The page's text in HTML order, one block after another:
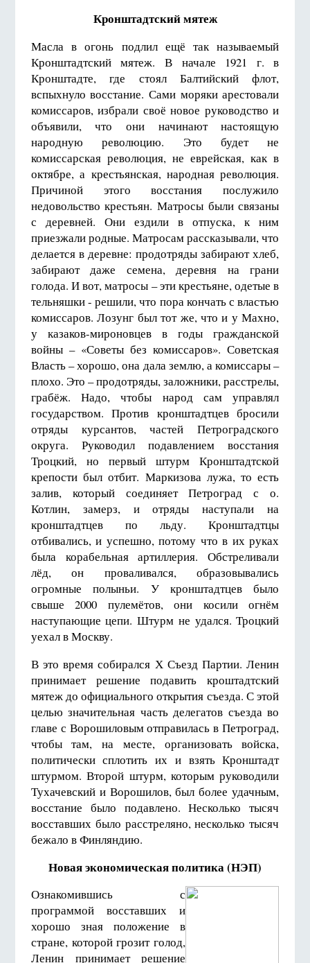
Кронштадтский мятеж
Масла в огонь подлил ещё так называемый
Кронштадтский мятеж. В начале 1921 г. в
Кронштадте, где стоял Балтийский флот,
вспыхнуло восстание. Сами моряки арестовали
комиссаров, избрали своё новое руководство и
объявили, что они начинают настоящую
народную революцию. Это будет не
комиссарская революция, не еврейская, как в
октябре, а крестьянская, народная революция.
Причиной этого восстания послужило
недовольство крестьян. Матросы были связаны
с деревней. Они ездили в отпуска, к ним
приезжали родные. Матросам рассказывали, что
делается в деревне: продотряды забирают хлеб,
забирают даже семена, деревня на грани
голода. И вот, матросы – эти крестьяне, одетые в
тельняшки - решили, что пора кончать с властью
комиссаров. Лозунг был тот же, что и у Махно,
у казаков-мироновцев в годы гражданской
войны – «Советы без комиссаров». Советская
Власть – хорошо, она дала землю, а комиссары –
плохо. Это – продотряды, заложники, расстрелы,
грабёж. Надо, чтобы народ сам управлял
государством. Против кронштадтцев бросили
отряды курсантов, частей Петроградского
округа. Руководил подавлением восстания
Троцкий, но первый штурм Кронштадтской
крепости был отбит. Маркизова лужа, то есть
залив, который соединяет Петроград с о.
Котлин, замерз, и отряды наступали на
кронштадтцев по льду. Кронштадтцы
отбивались, и успешно, потому что в их руках
была корабельная артиллерия. Обстреливали
лёд, он проваливался, образовывались
огромные полыньи. У кронштадтцев было
свыше 2000 пулемётов, они косили огнём
наступающие цепи. Штурм не удался. Троцкий
уехал в Москву.
В это время собирался Х Съезд Партии. Ленин
принимает решение подавить кроштадтский
мятеж до официального открытия съезда. С этой
целью значительная часть делегатов съезда во
главе с Ворошиловым отправилась в Петроград,
чтобы там, на месте, организовать войска,
политически сплотить их и взять Кронштадт
штурмом. Второй штурм, которым руководили
Тухачевский и Ворошилов, был более удачным,
восстание было подавлено. Несколько тысяч
восставших было расстреляно, несколько тысяч
бежало в Финляндию.
Новая экономическая политика (НЭП)
Ознакомившись с
программой восставших и
хорошо зная положение в
стране, которой грозит голод,
Ленин принимает решение